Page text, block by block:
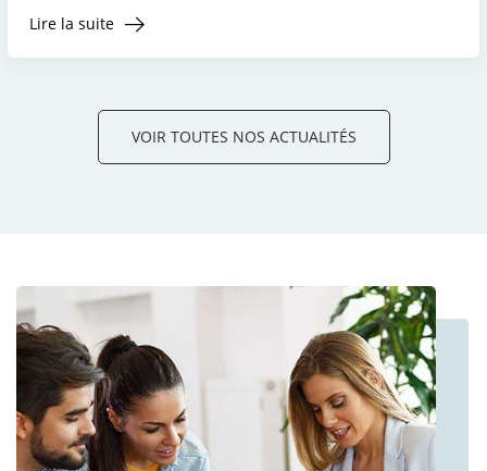
Lire la suite
VOIR TOUTES NOS ACTUALITÉS